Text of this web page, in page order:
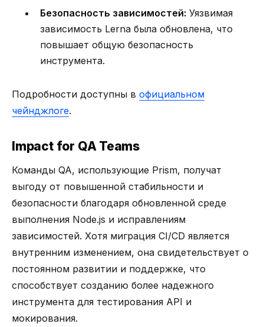
Безопасность зависимостей: Уязвимая
зависимость Lerna была обновлена, что
повышает общую безопасность
инструмента.
Подробности доступны в официальном
чейнджлоге.
Impact for QA Teams
Команды QA, использующие Prism, получат
выгоду от повышенной стабильности и
безопасности благодаря обновленной среде
выполнения Node.js и исправлениям
зависимостей. Хотя миграция CI/CD является
внутренним изменением, она свидетельствует о
постоянном развитии и поддержке, что
способствует созданию более надежного
инструмента для тестирования API и
мокирования.